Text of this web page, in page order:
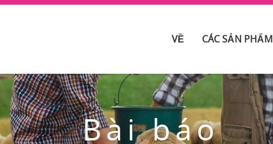
VỀ CÁC SẢN PHẨM
Bài báo